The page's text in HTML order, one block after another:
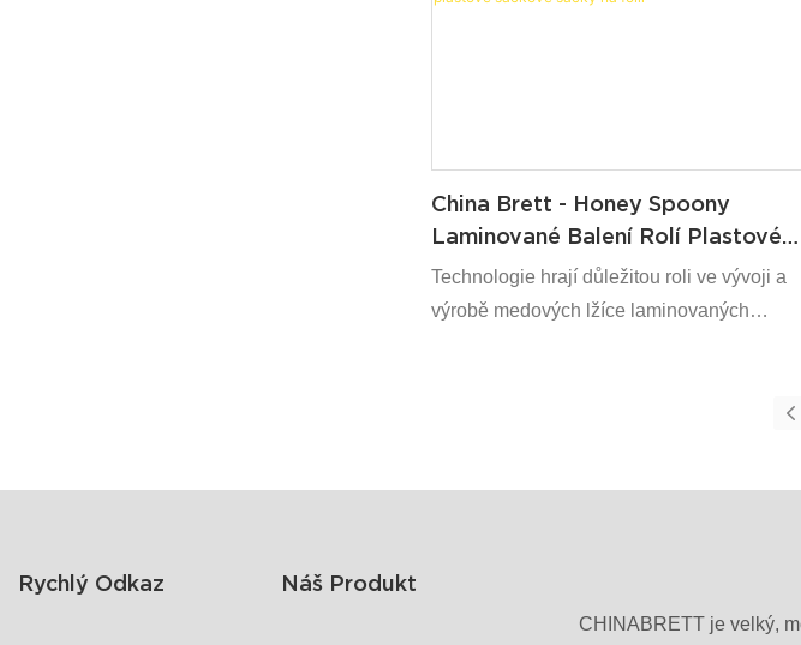
těsnicí stroje. V polích, jako jsou těsnicí
China Brett - Honey Spoony
Laminované Balení Rolí Plastové
Sáčkové Sáčky Na Fólii
Technologie hrají důležitou roli ve vývoji a
výrobě medových lžíce laminovaných
Rychlý Odkaz Náš Produkt
CHINABRETT je velký,